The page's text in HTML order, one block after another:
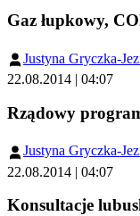
Gaz łupkowy,
Justyna Gryczka-
22.08.2014 | 04:07
Rządowy
Justyna Gryczka-
22.08.2014 | 04:07
Konsultacje